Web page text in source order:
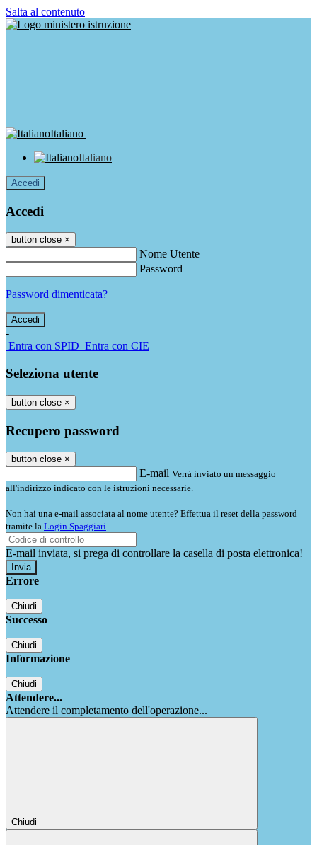
Salta al contenuto
Italiano
Italiano
Accedi
Accedi
button close ×
Nome Utente
Password
Password dimenticata?
-
Entra con SPID Entra con CIE
Seleziona utente
button close ×
Recupero password
button close ×
E-mail Verrà inviato un messaggio
all'indirizzo indicato con le istruzioni necessarie.
Non hai una e-mail associata al nome utente? Effettua il reset della password
tramite la Login Spaggiari
E-mail inviata, si prega di controllare la casella di posta elettronica!
Errore
Chiudi
Successo
Chiudi
Informazione
Chiudi
Attendere...
Attendere il completamento dell'operazione...
Chiudi